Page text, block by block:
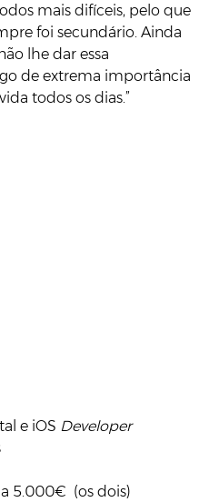
mais difíceis, pelo que
foi secundário. Ainda
lhe dar essa
de extrema importância
todos os dias.”
e iOS Developer
5.000€ (os dois)